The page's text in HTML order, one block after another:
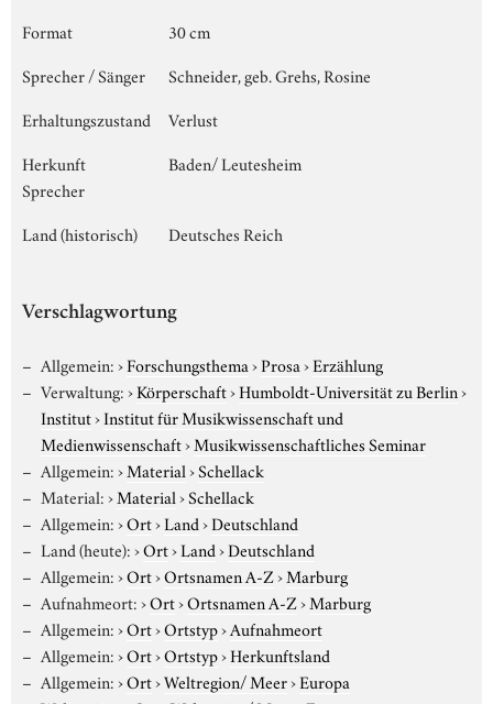
Format
30 cm
Sprecher / Sänger
Schneider, geb. Grehs, Rosine
Erhaltungszustand
Verlust
Herkunft
Sprecher
Baden/ Leutesheim
Land (historisch) Deutsches Reich
Verschlagwortung
Allgemein:›Forschungsthema›Prosa›Erzählung
Verwaltung:›Körperschaft›Humboldt-Universität zu Berlin›
Institut›Institut für Musikwissenschaft und
Medienwissenschaft›Musikwissenschaftliches Seminar
Allgemein:›Material›Schellack
Material:›Material›Schellack
Allgemein:›Ort›Land›Deutschland
Land (heute):›Ort›Land›Deutschland
Allgemein:›Ort›Ortsnamen A-Z›Marburg
Aufnahmeort:›Ort›Ortsnamen A-Z›Marburg
Allgemein:›Ort›Ortstyp›Aufnahmeort
Allgemein:›Ort›Ortstyp›Herkunftsland
Allgemein:›Ort›Weltregion/ Meer›Europa